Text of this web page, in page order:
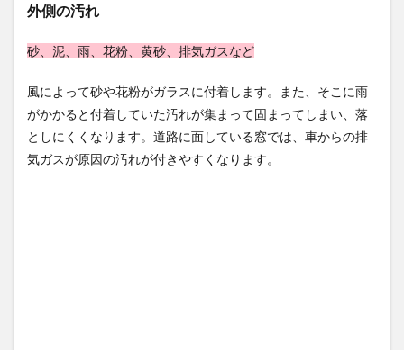
3.4
よう
歯ブ
を使
う
4
外側の汚れ
砂、泥、雨、花粉、黄砂、排気ガスなど
風によって砂や花粉がガラスに付着します。また、そこに雨
がかかると付着していた汚れが集まって固まってしまい、落
としにくくなります。道路に面している窓では、車からの排
気ガスが原因の汚れが付きやすくなります。